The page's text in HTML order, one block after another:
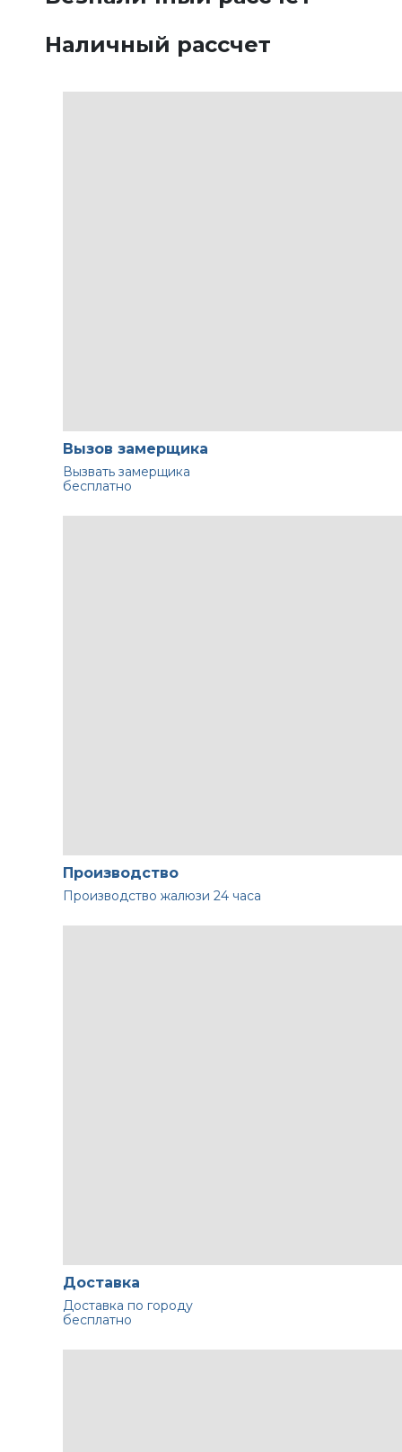
Наличный рассчет
Вызов замерщика
Вызвать замерщика
бесплатно
Производство
Производство жалюзи 24 часа
Доставка
Доставка по городу
бесплатно